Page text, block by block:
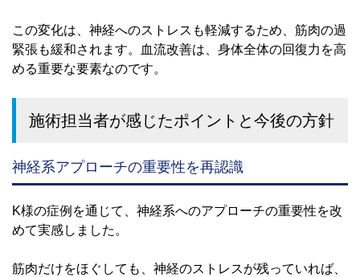
この変化は、神経へのストレスも軽減するため、筋肉の過
緊張も緩和されます。血流改善は、身体全体の回復力を高
める重要な要素なのです。
施術担当者が感じたポイントと今後の方針
神経系アプローチの重要性を再認識
K様の症例を通じて、神経系へのアプローチの重要性を改
めて実感しました。
筋肉だけをほぐしても、神経のストレスが残っていれば、